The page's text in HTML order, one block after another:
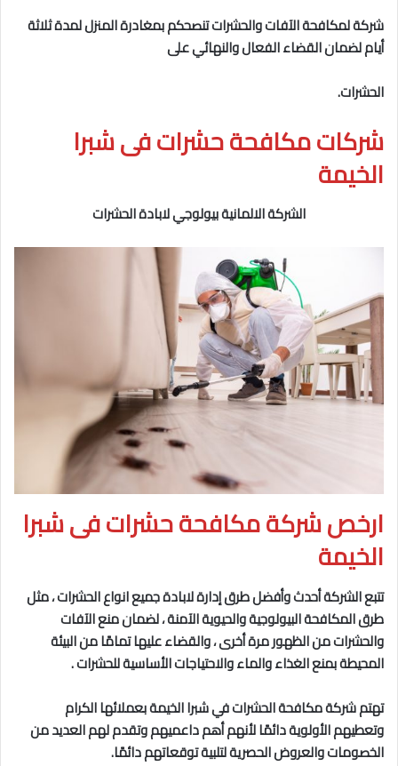
شركة لمكافحة الآفات والحشرات تنصحكم بمغادرة المنزل لمدة ثلاثة
أيام لضمان القضاء الفعال والنهائي على
الحشرات.
شركات مكافحة حشرات فى شبرا
الخيمة
الشركة الالمانية بيولوجي لابادة الحشرات
ارخص شركة مكافحة حشرات فى شبرا
الخيمة
تتبع الشركة أحدث وأفضل طرق إدارة لابادة جميع انواع الحشرات ، مثل
طرق المكافحة البيولوجية والحيويةالآمنة ، لضمان منع الآفات
والحشرات من الظهور مرة أخرى ، والقضاء عليها تمامًا من البيئة
المحيطة بمنع الغذاء والماء والاحتياجات الأساسية للحشرات .
تهتم شركة مكافحة الحشرات في شبرا الخيمةبعملائها الكرام
وتعطيهم الأولوية دائمًا لأنهم أهم داعميهم وتقدم لهم العديد من
الخصومات والعروض الحصرية لتلبية توقعاتهم دائمًا.